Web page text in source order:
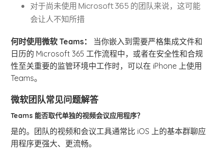
对于尚未使用 Microsoft 365 的团队来说，这可能
会让人不知所措
何时使用微软 Teams： 当你嵌入到需要严格集成文件和
日历的 Microsoft 365 工作流程中，或者在安全性和合规
性至关重要的监管环境中工作时，可以在 iPhone 上使用
Teams。
微软团队常见问题解答
Teams 能否取代单独的视频会议应用程序？
是的。团队的视频和会议工具通常比 iOS 上的基本群聊应
用程序更强大、更流畅。